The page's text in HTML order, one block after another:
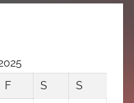
F S
S